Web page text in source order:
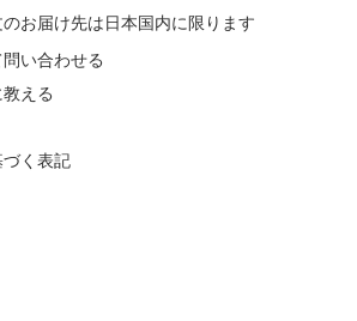
のお届け先は日本国内に限ります
い合わせる
える
づく表記